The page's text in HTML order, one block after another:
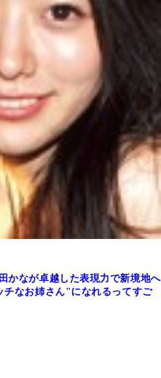
かなが卓越した表現力で新境地へ
チなお姉さん"になれるってすご